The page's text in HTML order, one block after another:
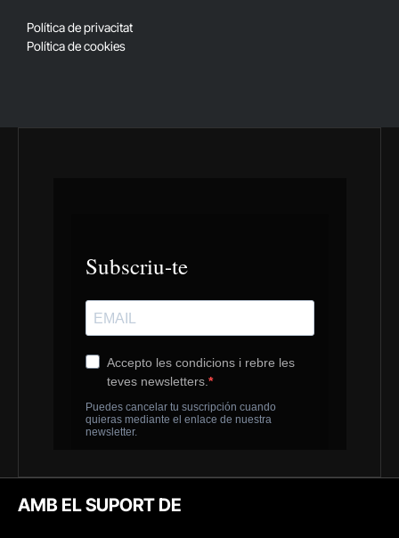
Política de privacitat
Política de cookies
AMB EL SUPORT DE